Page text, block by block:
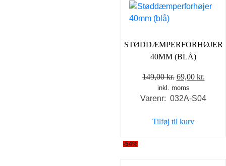
STØDDÆMPERFORHØJER
40MM (BLÅ)
149,00kr. Den
oprindelige
pris
149,00 kr..
69,00 kr.
pris
inkl. moms
Varenr: 032A-S04
Tilføj til kurv
-54%